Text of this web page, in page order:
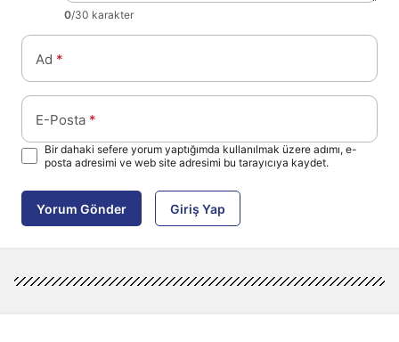
0/30 karakter
Ad *
E-Posta *
Bir dahaki sefere yorum yaptığımda kullanılmak üzere adımı, e-
posta adresimi ve web site adresimi bu tarayıcıya kaydet.
Yorum Gönder Giriş Yap